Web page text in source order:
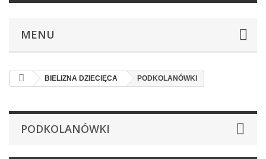
MENU
BIELIZNA DZIECIĘCA PODKOLANÓWKI
PODKOLANÓWKI